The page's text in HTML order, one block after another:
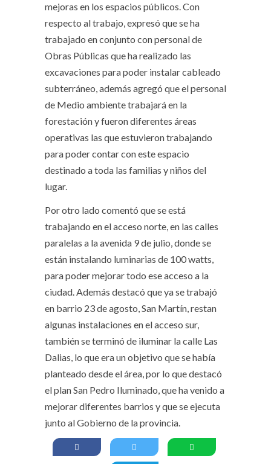
mejoras en los espacios públicos. Con
respecto al trabajo, expresó que se ha
trabajado en conjunto con personal de
Obras Públicas que ha realizado las
excavaciones para poder instalar cableado
subterráneo, además agregó que el personal
de Medio ambiente trabajará en la
forestación y fueron diferentes áreas
operativas las que estuvieron trabajando
para poder contar con este espacio
destinado a toda las familias y niños del
lugar.
Por otro lado comentó que se está
trabajando en el acceso norte, en las calles
paralelas a la avenida 9 de julio, donde se
están instalando luminarias de 100 watts,
para poder mejorar todo ese acceso a la
ciudad. Además destacó que ya se trabajó
en barrio 23 de agosto, San Martín, restan
algunas instalaciones en el acceso sur,
también se terminó de iluminar la calle Las
Dalias, lo que era un objetivo que se había
planteado desde el área, por lo que destacó
el plan San Pedro Iluminado, que ha venido a
mejorar diferentes barrios y que se ejecuta
junto al Gobierno de la provincia.